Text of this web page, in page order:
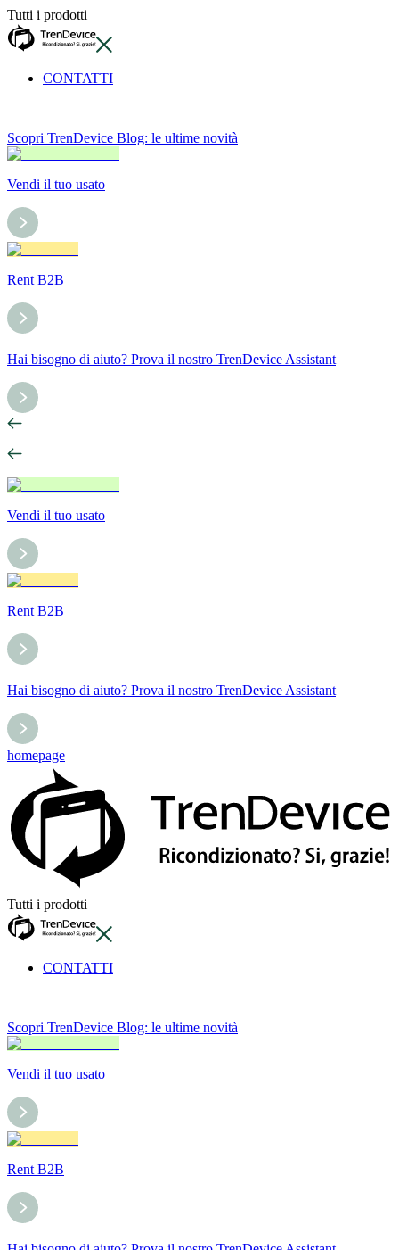
Tutti i prodotti
CONTATTI
Scopri TrenDevice Blog: le ultime novità
Vendi il tuo usato
Rent B2B
Hai bisogno di aiuto? Prova il nostro TrenDevice Assistant
Vendi il tuo usato
Rent B2B
Hai bisogno di aiuto? Prova il nostro TrenDevice Assistant
homepage
Tutti i prodotti
CONTATTI
Scopri TrenDevice Blog: le ultime novità
Vendi il tuo usato
Rent B2B